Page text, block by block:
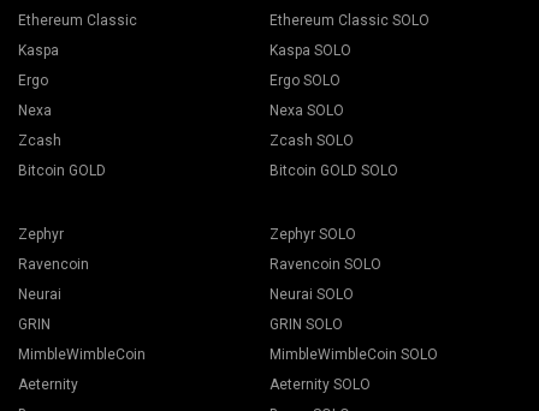
Ethereum Classic
Kaspa
Ergo
Nexa
Zcash
Bitcoin GOLD
Ethereum Classic SOLO
Kaspa SOLO
Ergo SOLO
Nexa SOLO
Zcash SOLO
Bitcoin GOLD SOLO
Zephyr
Ravencoin
Neurai
GRIN
MimbleWimbleCoin
Aeternity
Zephyr SOLO
Ravencoin SOLO
Neurai SOLO
GRIN SOLO
MimbleWimbleCoin SOLO
Aeternity SOLO